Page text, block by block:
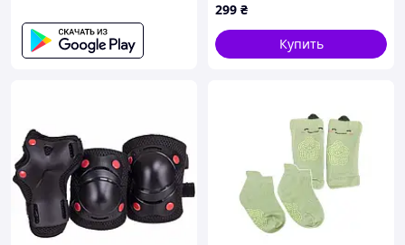
налокотники, запястья
299 ₴
Купить